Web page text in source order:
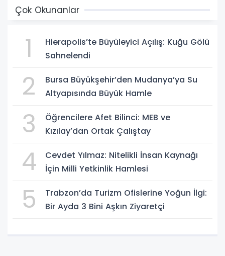
Çok Okunanlar
1
Hierapolis’te Büyüleyici Açılış: Kuğu Gölü
Sahnelendi
2
Bursa Büyükşehir’den Mudanya’ya Su
Altyapısında Büyük Hamle
3
Öğrencilere Afet Bilinci: MEB ve
Kızılay’dan Ortak Çalıştay
4
Cevdet Yılmaz: Nitelikli İnsan Kaynağı
İçin Milli Yetkinlik Hamlesi
5
Trabzon’da Turizm Ofislerine Yoğun İlgi:
Bir Ayda 3 Bini Aşkın Ziyaretçi